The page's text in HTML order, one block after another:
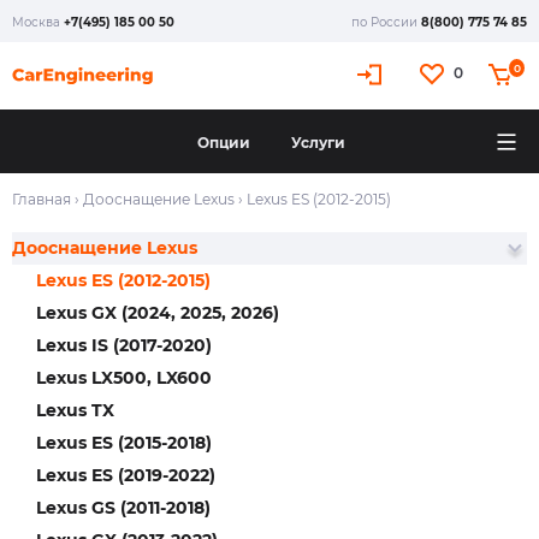
Москва +7(495) 185 00 50 по России 8(800) 775 74 85
0 0
Опции Услуги
Главная › Дооснащение Lexus › Lexus ES (2012-2015)
Дооснащение Lexus
Lexus GX (2024, 2025, 2026)
Lexus IS (2017-2020)
Lexus LX500, LX600
Lexus TX
Lexus ES (2012-2015)
Lexus ES (2015-2018)
Lexus ES (2019-2022)
Lexus GS (2011-2018)